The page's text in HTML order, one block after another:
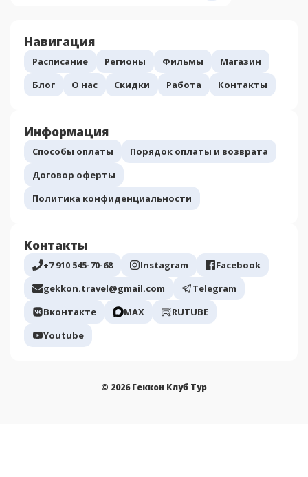
Навигация
Расписание Регионы Фильмы
Магазин
Блог
О нас Скидки Работа Контакты
Информация
Способы оплаты
Порядок оплаты и возврата
Договор оферты
Политика конфиденциальности
Контакты
+7 910 545-70-68 Instagram
Facebook
gekkon.travel@gmail.com
Telegram
Вконтакте
МАХ
RUTUBE
Youtube
© 2026 Геккон Клуб Тур